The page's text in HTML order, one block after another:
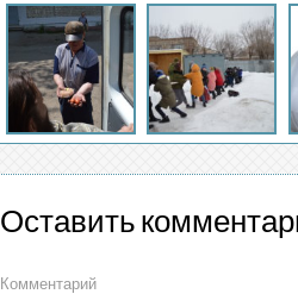
Оставить
Комментарий